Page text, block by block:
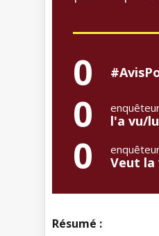
0
0 l'a vu/lu
0 Veut
Résumé :